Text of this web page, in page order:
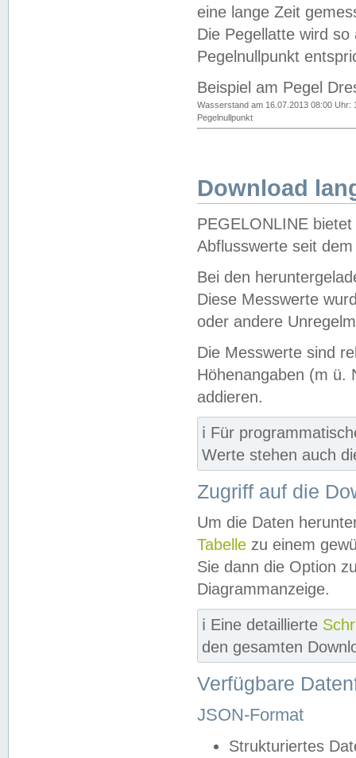
eine lange Zeit
Die Pegellatte wird
Pegelnullpunkt
Beispiel am Pegel
Wasserstand am 16.07.2013 08:00 Uhr:
Pegelnullpunkt
Download
PEGELONLINE
Abflusswerte seit
Bei den
Diese Messwerte
oder andere
Die Messwerte sind
Höhenangaben (m ü.
addieren.
ℹ️ Für
Werte stehen auch
Zugriff auf die
Um die Daten
Tabelle zu einem
Sie dann die Option
Diagrammanzeige.
ℹ️ Eine detaillierte
den gesamten
Verfügbare
JSON-Format
Strukturiertes